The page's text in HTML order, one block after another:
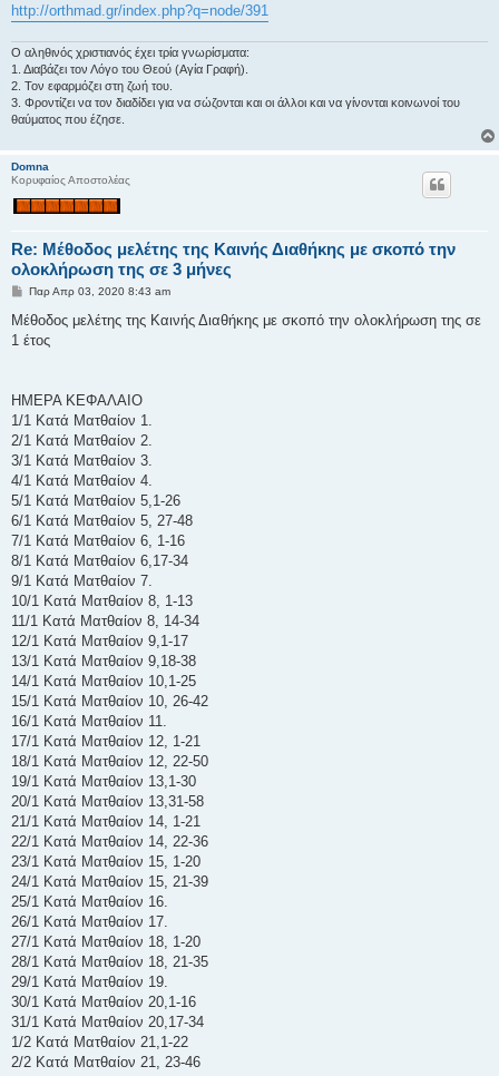
http://orthmad.gr/index.php?q=node/391
Ο αληθινός χριστιανός έχει τρία γνωρίσματα:
1. Διαβάζει τον Λόγο του Θεού (Αγία Γραφή).
2. Τον εφαρμόζει στη ζωή του.
3. Φροντίζει να τον διαδίδει για να σώζονται και οι άλλοι και να γίνονται κοινωνοί του
θαύματος που έζησε.
Domna
Κορυφαίος Αποστολέας
Re: Μέθοδος μελέτης της Καινής Διαθήκης με σκοπό την
ολοκλήρωση της σε 3 μήνες
Δ
μ
σ
σ
Παρ Απρ 03, 2020 8:43 am
Μέθοδος μελέτης της Καινής Διαθήκης με σκοπό την ολοκλήρωση της σε
1 έτος
ΗΜΕΡΑ ΚΕΦΑΛΑΙΟ
1/1 Κατά Ματθαίον 1.
2/1 Κατά Ματθαίον 2.
3/1 Κατά Ματθαίον 3.
4/1 Κατά Ματθαίον 4.
5/1 Κατά Ματθαίον 5,1-26
6/1 Κατά Ματθαίον 5, 27-48
7/1 Κατά Ματθαίον 6, 1-16
8/1 Κατά Ματθαίον 6,17-34
9/1 Κατά Ματθαίον 7.
10/1 Κατά Ματθαίον 8, 1-13
11/1 Κατά Ματθαίον 8, 14-34
12/1 Κατά Ματθαίον 9,1-17
13/1 Κατά Ματθαίον 9,18-38
14/1 Κατά Ματθαίον 10,1-25
15/1 Κατά Ματθαίον 10, 26-42
16/1 Κατά Ματθαίον 11.
17/1 Κατά Ματθαίον 12, 1-21
18/1 Κατά Ματθαίον 12, 22-50
19/1 Κατά Ματθαίον 13,1-30
20/1 Κατά Ματθαίον 13,31-58
21/1 Κατά Ματθαίον 14, 1-21
22/1 Κατά Ματθαίον 14, 22-36
23/1 Κατά Ματθαίον 15, 1-20
24/1 Κατά Ματθαίον 15, 21-39
25/1 Κατά Ματθαίον 16.
26/1 Κατά Ματθαίον 17.
27/1 Κατά Ματθαίον 18, 1-20
28/1 Κατά Ματθαίον 18, 21-35
29/1 Κατά Ματθαίον 19.
30/1 Κατά Ματθαίον 20,1-16
31/1 Κατά Ματθαίον 20,17-34
1/2 Κατά Ματθαίον 21,1-22
2/2 Κατά Ματθαίον 21, 23-46